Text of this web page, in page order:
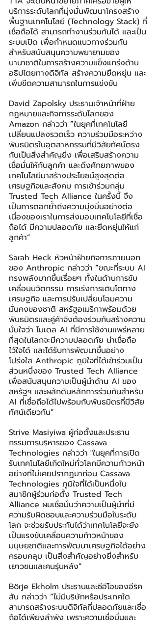
บริการระดับโลกที่มุ่งมั่นพัฒนาโครงสร้าง
พื้นฐานเทคโนโลยี (Technology Stack) ที่
เชื่อถือได้ สามารถทำงานร่วมกันได้ และเป็น
ระบบเปิด เพื่อกำหนดแนวทางร่วมกัน
สำหรับสนับสนุนความพยายามของ
นานาชาติในการสร้างความแข็งแกร่งด้าน
อธิปไตยทางดิจิทัล สร้างความยืดหยุ่น และ
เพิ่มขีดความสามารถในการแข่งขัน
David Zapolsky ประธานเจ้าหน้าที่ฝ่าย
กฎหมายและกิจการระดับโลกของ
Amazon กล่าวว่า “ในยุคที่เทคโนโลยี
เปลี่ยนแปลงรวดเร็ว ความร่วมมือระหว่าง
พันธมิตรในอุตสาหกรรมที่มีวิสัยทัศน์ตรง
กันเป็นสิ่งสำคัญยิ่ง เพื่อเสริมสร้างความ
เชื่อมั่นให้กับลูกค้า และดึงศักยภาพของ
เทคโนโลยีมาสร้างประโยชน์สูงสุดต่อ
เศรษฐกิจและสังคม การเข้าร่วมกลุ่ม
Trusted Tech Alliance ในครั้งนี้ จึง
เป็นการตอกย้ำถึงความมุ่งมั่นอย่างต่อ
เนื่องของเราในการส่งมอบเทคโนโลยีที่เชื่อ
ถือได้ มีความปลอดภัย และยืดหยุ่นให้แก่
ลูกค้า”
Sarah Heck หัวหน้าฝ่ายกิจการภายนอก
ของ Anthropic กล่าวว่า “ขณะที่ระบบ AI
ทรงพลังมากขึ้นเรื่อยๆ ทั้งในด้านการขับ
เคลื่อนนวัตกรรม การเร่งการเติบโตทาง
เศรษฐกิจ และการปรับเปลี่ยนโฉมความ
มั่นคงของชาติ สหรัฐอเมริกาพร้อมด้วย
พันธมิตรและคู่ค้าจึงต้องร่วมกันสร้างความ
มั่นใจว่า โมเดล AI ที่มีการใช้งานแพร่หลาย
ที่สุดในโลกจะมีความปลอดภัย น่าเชื่อถือ
ไว้ใจได้ และได้รับการพัฒนาขึ้นอย่าง
โปร่งใส Anthropic ภูมิใจที่ได้เข้าร่วมเป็น
ส่วนหนึ่งของ Trusted Tech Alliance
เพื่อสนับสนุนความเป็นผู้นำด้าน AI ของ
สหรัฐฯ และผลักดันหลักการร่วมกันสำหรับ
AI ที่เชื่อถือได้ไปพร้อมกับพันธมิตรที่มีวิสัย
ทัศน์เดียวกัน”
Strive Masiyiwa ผู้ก่อตั้งและประธาน
กรรมการบริหารของ Cassava
Technologies กล่าวว่า "ในยุคที่การเปิด
รับเทคโนโลยีเกิดใหม่ทั่วโลกมีความก้าวหน้า
อย่างที่ไม่เคยปรากฏมาก่อน Cassava
Technologies ภูมิใจที่ได้เป็นหนึ่งใน
สมาชิกผู้ร่วมก่อตั้ง Trusted Tech
Alliance ผมเชื่อมั่นว่าความเป็นผู้นำที่มี
ความรับผิดชอบและความร่วมมือในระดับ
โลก จะช่วยรับประกันได้ว่าเทคโนโลยีจะยัง
เป็นแรงขับเคลื่อนความก้าวหน้าของ
มนุษยชาติและการพัฒนาเศรษฐกิจได้อย่าง
ครอบคลุม เป็นสิ่งสำคัญอย่างยิ่งสำหรับ
เยาวชนและคนรุ่นหลัง”
Börje Ekholm ประธานและซีอีโอของอีริค
สัน กล่าวว่า “ไม่มีบริษัทหรือประเทศใด
สามารถสร้างระบบดิจิทัลที่ปลอดภัยและเชื่อ
ถือได้เพียงลำพัง เพราะความเชื่อมั่นและ